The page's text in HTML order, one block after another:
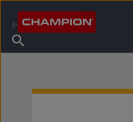
Sobre a Champion
Encontrar ponto de venda